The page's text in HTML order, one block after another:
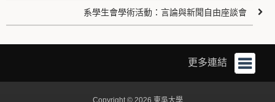
系學生會學術活動：言論與新聞自由座談會
更多連結
Copyright © 2026 東吳大學